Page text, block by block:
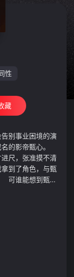
性
藏
别事业困境的演
名的影帝甄心。
尺，张准摸不清
到了角色，与甄
可谁能想到甄心